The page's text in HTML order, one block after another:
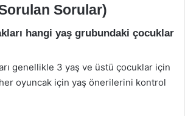
Sorular)
hangi yaş grubundaki çocuklar
genellikle 3 yaş ve üstü çocuklar için
oyuncak için yaş önerilerini kontrol